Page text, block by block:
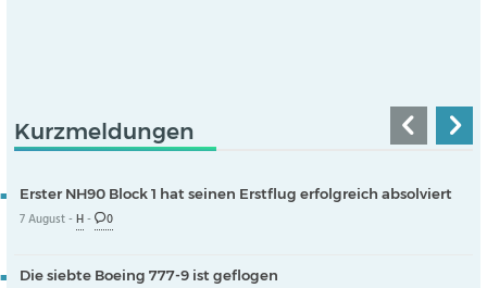
Kurzmeldungen
Erster NH90 Block 1 hat seinen Erstflug erfolgreich absolviert
7 August -H- 0
Die siebte Boeing 777-9 ist geflogen